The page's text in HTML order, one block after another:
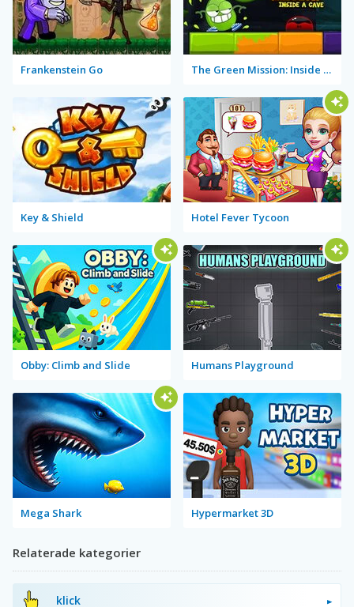
Frankenstein Go The Green Mission: Inside a Cave
Key & Shield Hotel Fever Tycoon
Obby: Climb and Slide Humans Playground
Mega Shark Hypermarket 3D
Relaterade kategorier
klick